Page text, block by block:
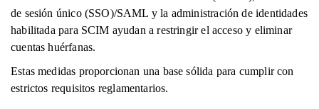
de sesión único (SSO)/SAML y la administración de identidades
habilitada para SCIM ayudan a restringir el acceso y eliminar
cuentas huérfanas.
Estas medidas proporcionan una base sólida para cumplir con
estrictos requisitos reglamentarios.